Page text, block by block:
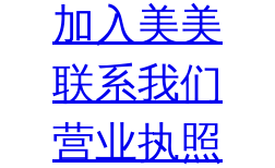
加入美美
联系我们
营业执照